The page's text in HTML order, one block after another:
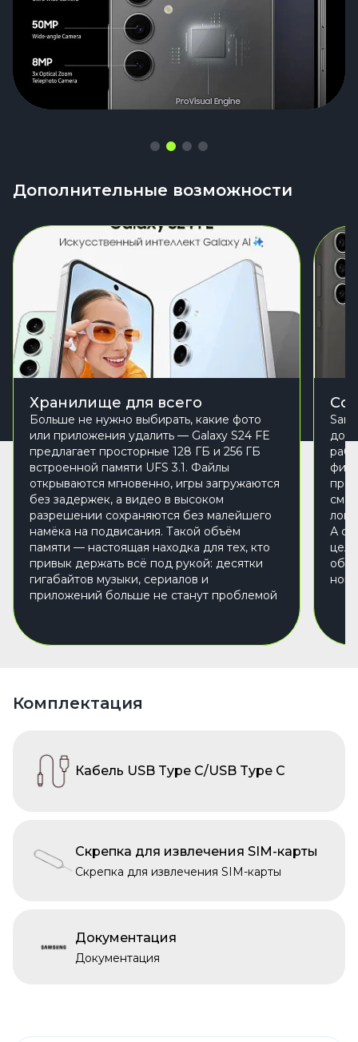
Дополнительные возможности
Хранилище для всего
Больше не нужно выбирать, какие фото
или приложения удалить — Galaxy S24 FE
предлагает просторные 128 ГБ и 256 ГБ
встроенной памяти UFS 3.1. Файлы
открываются мгновенно, игры загружаются
без задержек, а видео в высоком
разрешении сохраняются без малейшего
намёка на подвисания. Такой объём
памяти — настоящая находка для тех, кто
привык держать всё под рукой: десятки
гигабайтов музыки, сериалов и
приложений больше не станут проблемой
А
Комплектация
Кабель USB Type C/USB Type C
Скрепка для извлечения SIM-карты
Скрепка для извлечения SIM-карты
Документация
Документация